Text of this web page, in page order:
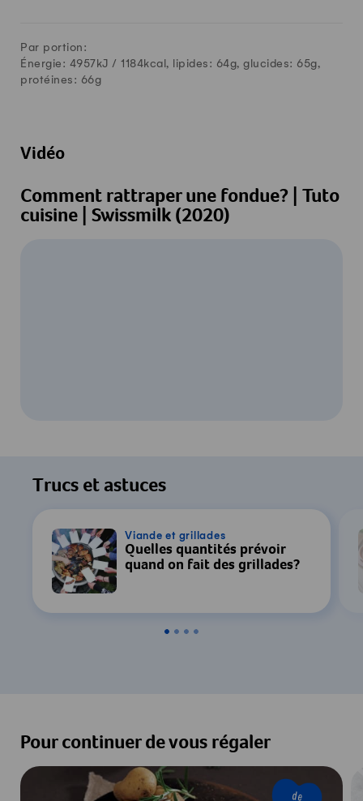
Par portion:
Énergie: 4957kJ / 1184kcal, lipides: 64g, glucides: 65g,
protéines: 66g
Vidéo
Comment rattraper une fondue? | Tuto
cuisine | Swissmilk (2020)
consentement au traitement des données
par YouTube est requis. Pour plus de
confidentialité
Accepter & Afficher
Trucs et astuces
Viande et grillades
Quelles quantités prévoir
quand on fait des grillades?
Pour continuer de vous régaler
de